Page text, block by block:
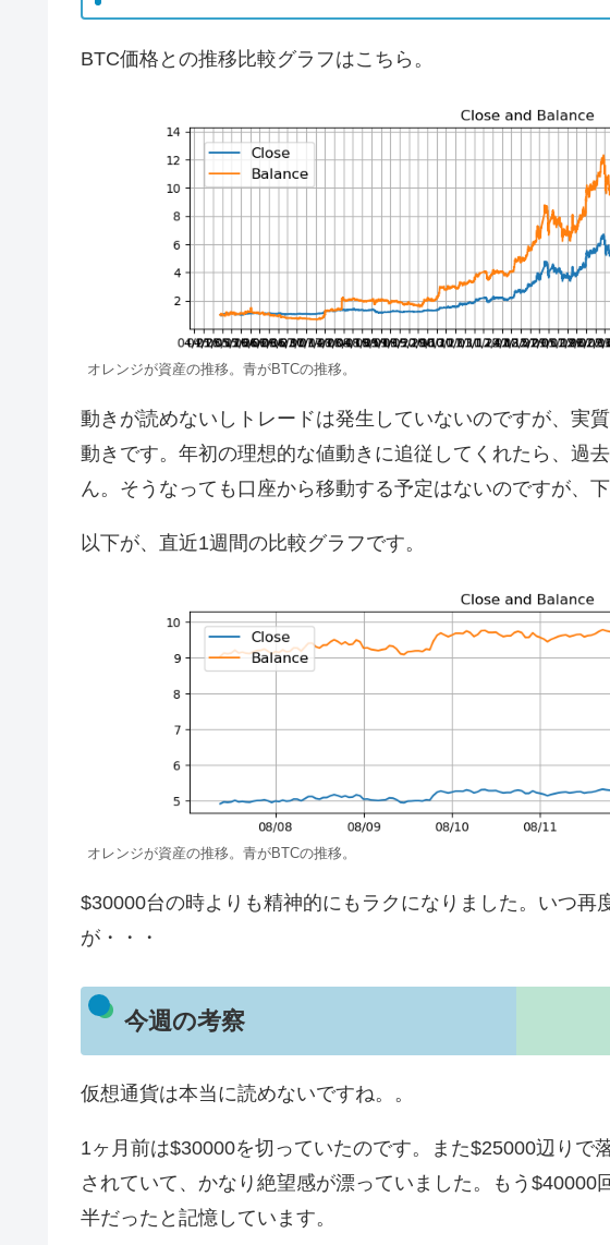
BTC価格との推移比較グラフはこちら。
オレンジが資産の推移。青がBTCの推移。
動きが読めないしトレードは発生していないのですが、実
動きです。年初の理想的な値動きに追従してくれたら、過
ん。そうなっても口座から移動する予定はないのですが、
以下が、直近1週間の比較グラフです。
オレンジが資産の推移。青がBTCの推移。
$30000台の時よりも精神的にもラクになりました。いつ再
が・・・
今週の考察
仮想通貨は本当に読めないですね。。
1ヶ月前は$30000を切っていたのです。また$25000辺りで
されていて、かなり絶望感が漂っていました。もう$40000
半だったと記憶しています。